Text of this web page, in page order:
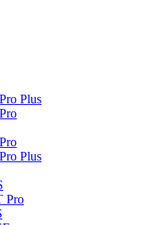
Plus
Plus
Pro